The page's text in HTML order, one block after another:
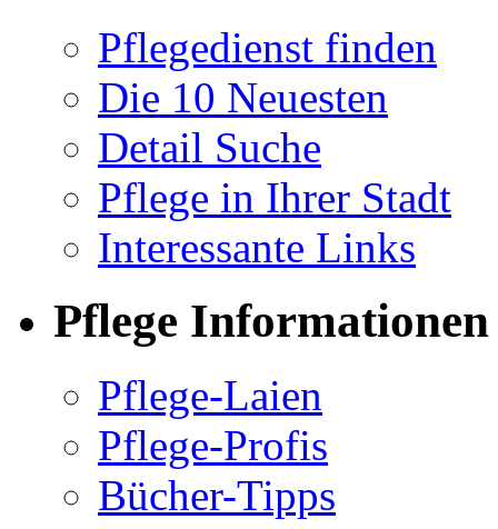
Pflegedienst finden
Die 10 Neuesten
Detail Suche
Pflege in Ihrer Stadt
Interessante Links
Pflege Informationen
Pflege-Laien
Pflege-Profis
Bücher-Tipps